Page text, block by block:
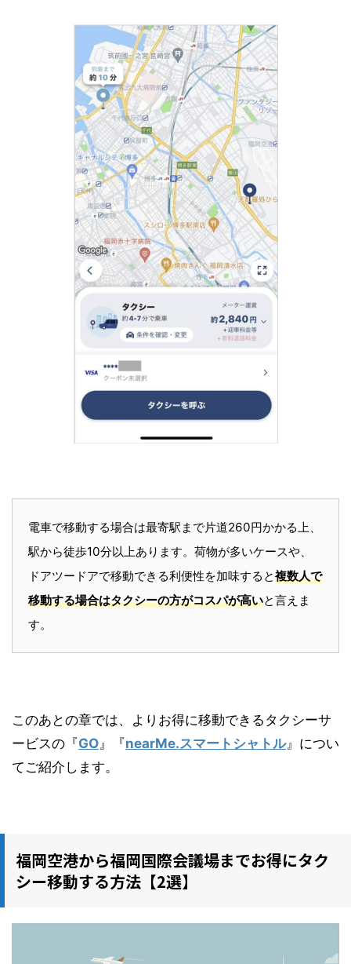
電車で移動する場合は最寄駅まで片道260円かかる上、
駅から徒歩10分以上あります。荷物が多いケースや、
ドアツードアで移動できる利便性を加味すると複数人で
移動する場合はタクシーの方がコスパが高いと言えま
す。
このあとの章では、よりお得に移動できるタクシーサ
ービスの『GO』『nearMe.スマートシャトル』につい
てご紹介します。
福岡空港から福岡国際会議場までお得にタク
シー移動する方法【2選】